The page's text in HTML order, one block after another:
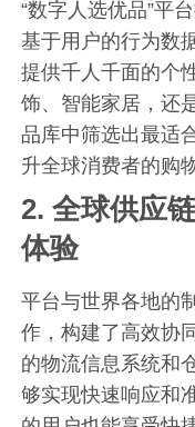
“数字人选优品”平
基于用户的行为数
提供千人千面的个
饰、智能家居，还
品库中筛选出最适
升全球消费者的购
2.全球供应
体验
平台与世界各地的
作，构建了高效协
的物流信息系统和
够实现快速响应和